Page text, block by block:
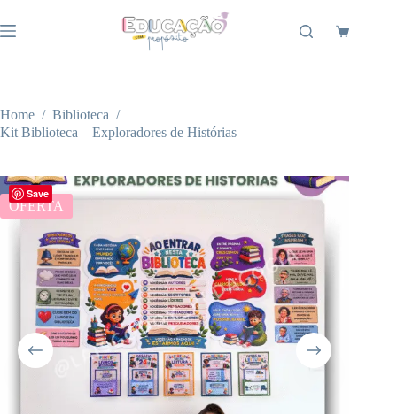
para
o
Carrinho
Home / Biblioteca /
Kit Biblioteca – Exploradores de Histórias
Save
OFERTA